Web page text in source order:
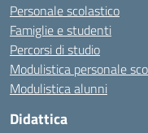
Personale scolastico
Famiglie e studenti
Percorsi di studio
Modulistica personale
Modulistica alunni
Didattica